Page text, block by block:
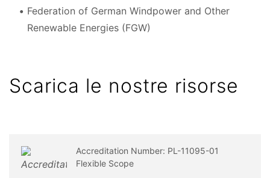
Federation of German Windpower and Other
Renewable Energies (FGW)
Scarica le nostre risorse
Accreditation Number: PL-11095-01
Flexible Scope